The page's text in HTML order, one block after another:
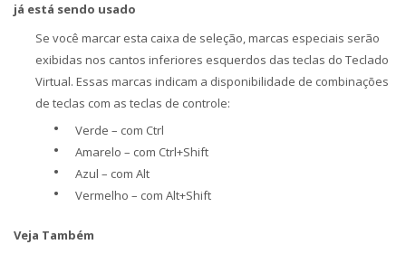
já está sendo usado
Se você marcar esta caixa de seleção, marcas especiais serão
exibidas nos cantos inferiores esquerdos das teclas do Teclado
Virtual. Essas marcas indicam a disponibilidade de combinações
de teclas com as teclas de controle:
• Verde – com Ctrl
• Amarelo – com Ctrl+Shift
• Azul – com Alt
• Vermelho – com Alt+Shift
Veja Também